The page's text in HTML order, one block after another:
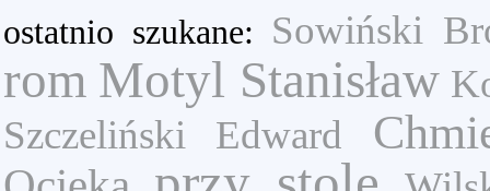
ostatnio szukane: Sowiński
rom Motyl Stanisław
Szczeliński Edward